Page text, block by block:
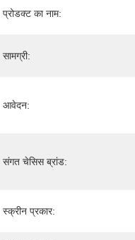
प्रोडक्ट का नाम:
सामग्री:
आवेदन:
संगत चेसिस ब्रांड:
स्क्रीन प्रकार: